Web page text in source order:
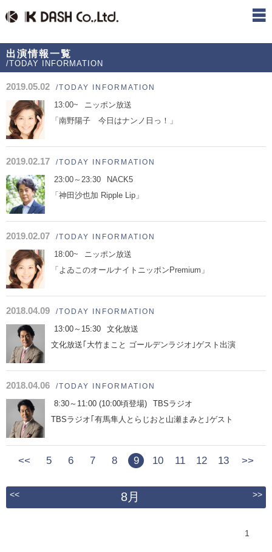
出演情報一覧
/TODAY INFORMATION
2019.05.02 /TODAY INFORMATION
13:00~
ニッポン放送
「南野陽子 今日はナンノ日っ！」
2019.02.17 /TODAY INFORMATION
23:00～23:30
NACK5
「神田沙也加 Ripple Lip」
2019.02.07 /TODAY INFORMATION
18:00~
ニッポン放送
「よゐこのオールナイトニッポンPremium」
2018.04.09 /TODAY INFORMATION
13:00～15:30
文化放送
文化放送｢大竹まこと ゴールデンラジオ｣ゲスト出演
2018.04.06 /TODAY INFORMATION
8:30～11:00 (10:00頃登場)
TBSラジオ
TBSラジオ｢有馬隼人とらじおと山瀬まみと｣ゲスト
<< 5 6 7 8 9 10 11 12 13 >>
<< 8月 >>
1